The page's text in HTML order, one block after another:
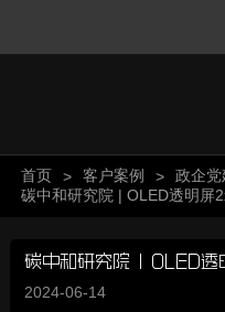
首页 > 客户案例 > 政企党
碳中和研究院 | OLED透明屏
碳中和研究院 | OLED透
2024-06-14